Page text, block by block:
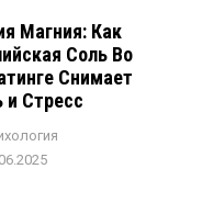
Магния: Как
Соль Во
Снимает
и Стресс